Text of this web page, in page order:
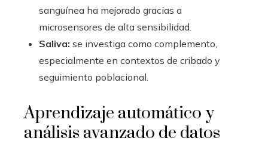
sanguínea ha mejorado gracias a
microsensores de alta sensibilidad.
Saliva: se investiga como complemento,
especialmente en contextos de cribado y
seguimiento poblacional.
Aprendizaje automático y
análisis avanzado de datos